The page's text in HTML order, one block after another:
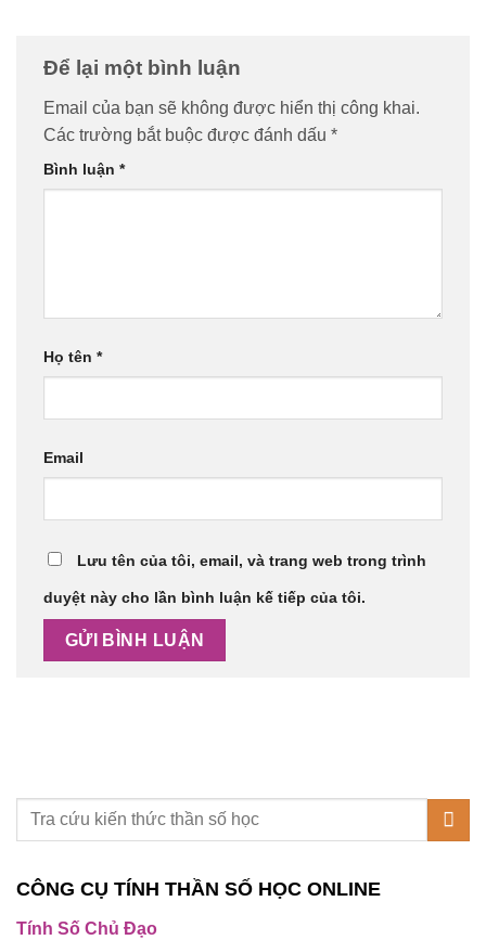
Để lại một bình luận
Email của bạn sẽ không được hiển thị công khai.
Các trường bắt buộc được đánh dấu *
Bình luận *
Họ tên *
Email
Lưu tên của tôi, email, và trang web trong trình
duyệt này cho lần bình luận kế tiếp của tôi.
CÔNG CỤ TÍNH THẦN SỐ HỌC ONLINE
Tính Số Chủ Đạo